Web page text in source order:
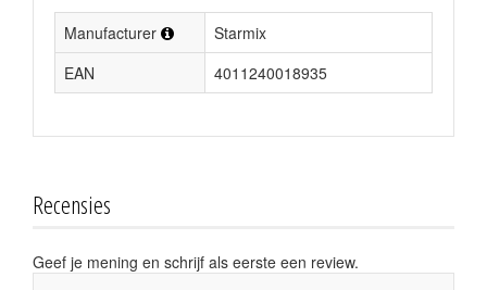
Manufacturer
Starmix
EAN
4011240018935
Recensies
Geef je mening en schrijf als eerste een review.